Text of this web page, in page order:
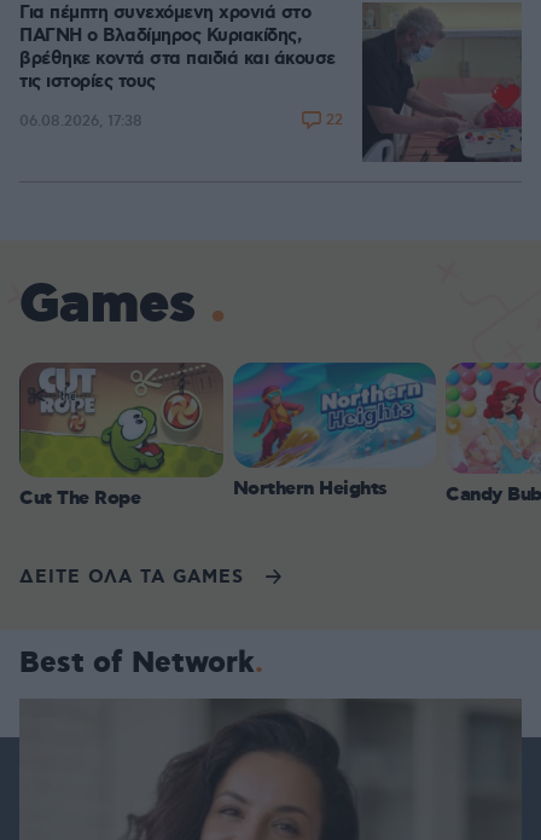
Για πέμπτη συνεχόμενη χρονιά στο
ΠΑΓΝΗ ο Βλαδίμηρος Κυριακίδης,
βρέθηκε κοντά στα παιδιά και άκουσε
τις ιστορίες τους
06.08.2026, 17:38 22
Games
Cut The Rope Northern Heights Candy
ΔΕΙΤΕ ΟΛΑ ΤΑ GAMES
Best of Network